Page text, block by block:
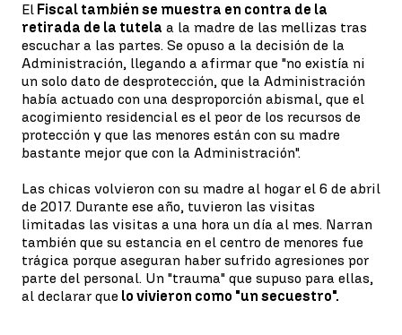
El Fiscal también se muestra en contra de la
retirada de la tutela a la madre de las mellizas tras
escuchar a las partes. Se opuso a la decisión de la
Administración, llegando a afirmar que "no existía ni
un solo dato de desprotección, que la Administración
había actuado con una desproporción abismal, que el
acogimiento residencial es el peor de los recursos de
protección y que las menores están con su madre
bastante mejor que con la Administración".
Las chicas volvieron con su madre al hogar el 6 de abril
de 2017. Durante ese año, tuvieron las visitas
limitadas las visitas a una hora un día al mes. Narran
también que su estancia en el centro de menores fue
trágica porque aseguran haber sufrido agresiones por
parte del personal. Un "trauma" que supuso para ellas,
al declarar que lo vivieron como "un secuestro".